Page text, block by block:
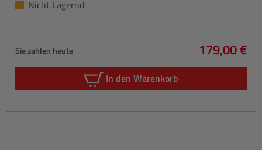
Nicht Lagernd
Sie zahlen heute
Regulärer
179,00 €
In den Warenkorb